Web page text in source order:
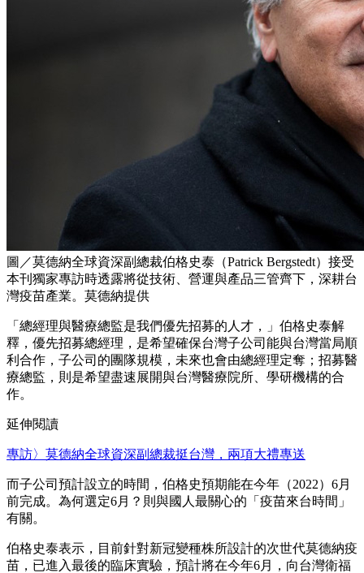
圖／莫德納全球資深副總裁伯格史泰（Patrick Bergstedt）接受
本刊獨家專訪時透露將從技術、營運與產品三管齊下，深耕台
灣疫苗產業。莫德納提供
「總經理與醫療總監是我們優先招募的人才，」伯格史泰解
釋，優先招募總經理，是希望確保台灣子公司能與台灣當局順
利合作，子公司的團隊規模，未來也會由總經理定奪；招募醫
療總監，則是希望盡速展開與台灣醫療院所、學研機構的合
作。
延伸閱讀
專訪〉莫德納全球資深副總裁挺台灣，兩項大禮專送
而子公司預計設立的時間，伯格史預期能在今年（2022）6月
前完成。為何選定6月？則與國人最關心的「疫苗來台時間」
有關。
伯格史泰表示，目前針對新冠變種株所設計的次世代莫德納疫
苗，已進入最後的臨床實驗，預計將在今年6月，向台灣衛福